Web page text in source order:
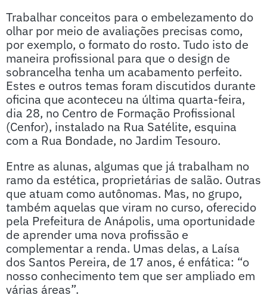
Trabalhar conceitos para o embelezamento do
olhar por meio de avaliações precisas como,
por exemplo, o formato do rosto. Tudo isto de
maneira profissional para que o design de
sobrancelha tenha um acabamento perfeito.
Estes e outros temas foram discutidos durante
oficina que aconteceu na última quarta-feira,
dia 28, no Centro de Formação Profissional
(Cenfor), instalado na Rua Satélite, esquina
com a Rua Bondade, no Jardim Tesouro.
Entre as alunas, algumas que já trabalham no
ramo da estética, proprietárias de salão. Outras
que atuam como autônomas. Mas, no grupo,
também aquelas que viram no curso, oferecido
pela Prefeitura de Anápolis, uma oportunidade
de aprender uma nova profissão e
complementar a renda. Umas delas, a Laísa
dos Santos Pereira, de 17 anos, é enfática: “o
nosso conhecimento tem que ser ampliado em
várias áreas”.